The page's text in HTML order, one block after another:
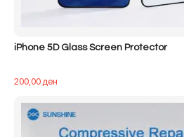
iPhone 5D Glass Screen Protector
200,00ден